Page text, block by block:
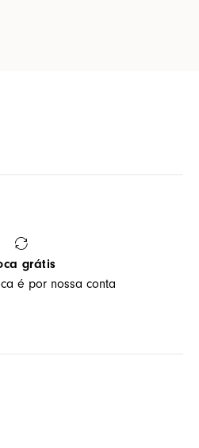
grátis
é por nossa conta